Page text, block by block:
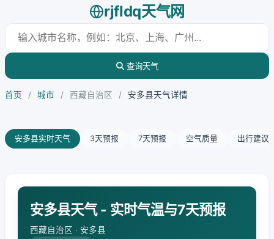
rjfldq天气网
查询天气
首页 / 城市 / 西藏自治区 / 安多县天气详情
安多县实时天气 3天预报 7天预报 空气质量 出行建议
安多县天气 - 实时气温与7天预报
西藏自治区 · 安多县